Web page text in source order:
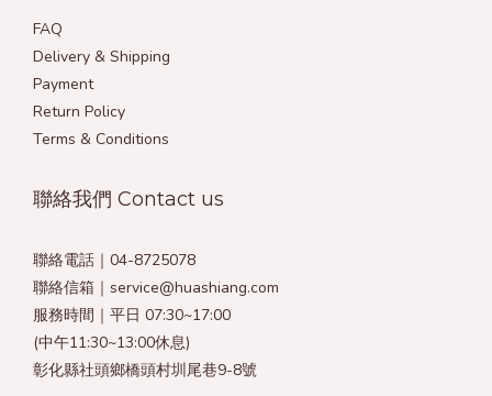
FAQ
Delivery & Shipping
Payment
Return Policy
Terms & Conditions
聯絡我們 Contact us
聯絡電話｜04-8725078
聯絡信箱｜service@huashiang.com
服務時間｜平日 07:30~17:00
(中午11:30~13:00休息)
彰化縣社頭鄉橋頭村圳尾巷9-8號